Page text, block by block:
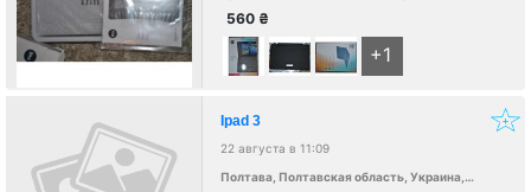
560 ₴
+1
Ipad 3
22 августа в 11:09
Полтава, Полтавская область, Украина, 36000